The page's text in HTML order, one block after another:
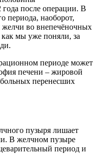
после операции. В
периода, наоборот,
желчи во внепечёночных
мы уже поняли, за
периоде может
печени – жировой
больных перенесших
пузыря лишает
В желчном пузыре
период и